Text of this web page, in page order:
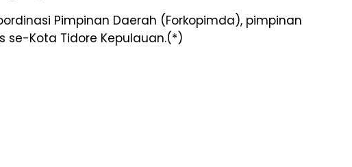
Pimpinan Daerah (Forkopimda), pimpinan
se-Kota Tidore Kepulauan.(*)